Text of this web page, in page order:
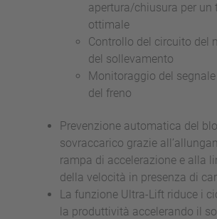
apertura/chiusura per un
ottimale
Controllo del circuito del
del sollevamento
Monitoraggio del
del freno
Prevenzione automatica del
sovraccarico grazie
rampa di accelerazione e alla
della velocità in presenza di
La funzione Ultra-Lift riduce i
la produttività accelerando il